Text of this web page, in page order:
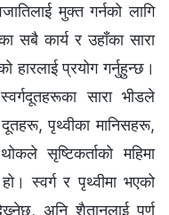
मुक्त गर्नको लागि
सबै कार्य र उहाँका सारा
हारलाई प्रयोग गर्नुहुन्छ।
सारा भीडले
पृथ्वीका मानिसहरू,
सृष्टिकर्ताको महिमा
स्वर्ग र पृथ्वीमा भएको
अनि शैतानलाई पूर्ण